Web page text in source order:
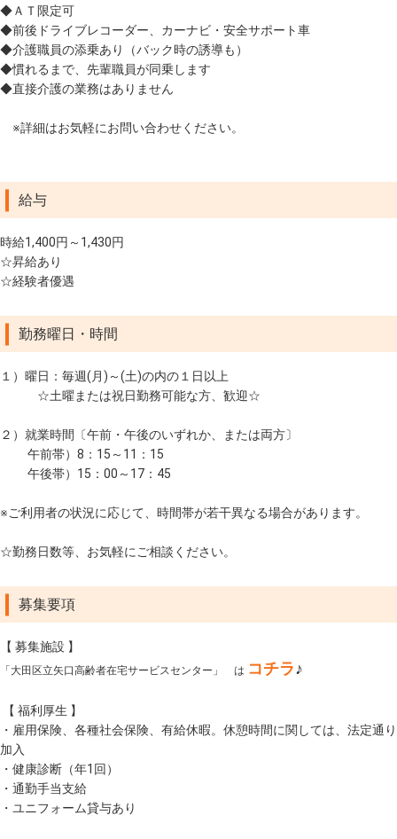
◆ＡＴ限定可
◆前後ドライブレコーダー、カーナビ・安全サポート車
◆介護職員の添乗あり（バック時の誘導も）
◆慣れるまで、先輩職員が同乗します
◆直接介護の業務はありません
※詳細はお気軽にお問い合わせください。
給与
時給1,400円～1,430円
☆昇給あり
☆経験者優遇
勤務曜日・時間
１）曜日：毎週(月)～(土)の内の１日以上
☆土曜または祝日勤務可能な方、歓迎☆
２）就業時間〔午前・午後のいずれか、または両方〕
午前帯）8：15～11：15
午後帯）15：00～17：45
※ご利用者の状況に応じて、時間帯が若干異なる場合があります。
☆勤務日数等、お気軽にご相談ください。
募集要項
【 募集施設 】
「大田区立矢口高齢者在宅サービスセンター」 は コチラ♪
【 福利厚生 】
・雇用保険、各種社会保険、有給休暇。休憩時間に関しては、法定通り
加入
・健康診断（年1回）
・通勤手当支給
・ユニフォーム貸与あり